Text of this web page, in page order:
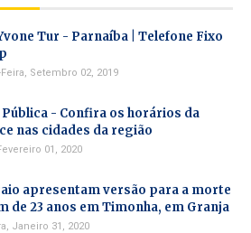
Tur - Parnaíba | Telefone Fixo
Setembro 02, 2019
- Confira os horários da
nas cidades da região
01, 2020
apresentam versão para a morte
de 23 anos em Timonha, em Granja
Janeiro 31, 2020